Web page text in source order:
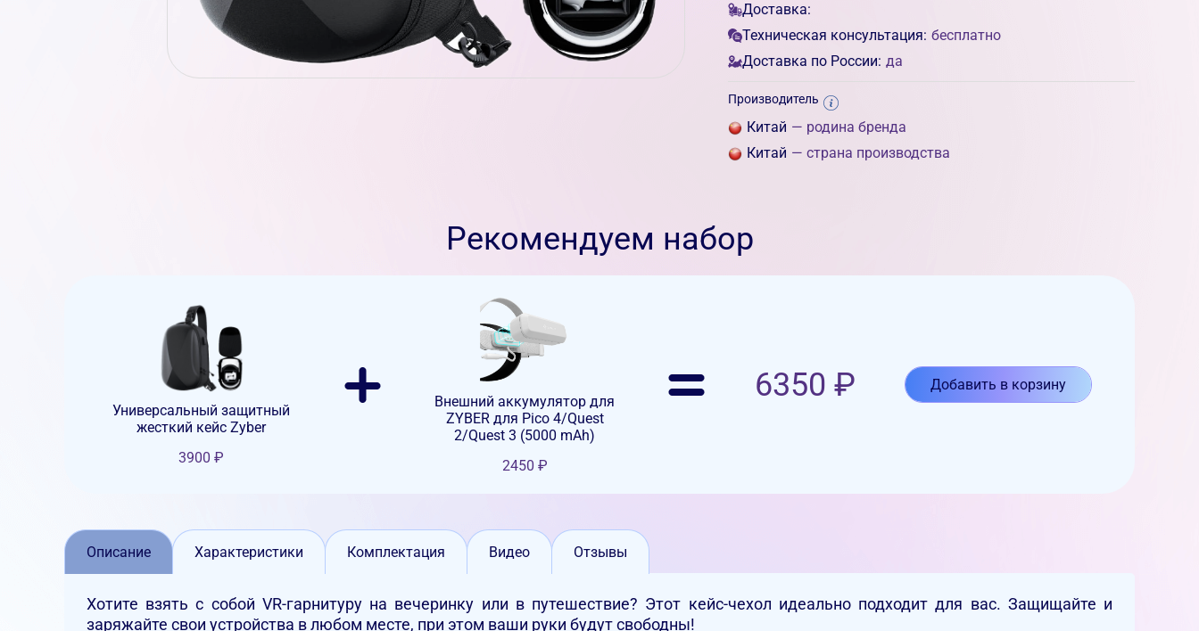
Доставка:
Техническая консультация: бесплатно
Доставка по России: да
Производитель
Китай — родина бренда
Китай — страна производства
Рекомендуем набор
Универсальный защитный
жесткий кейс Zyber
3900 ₽
Внешний аккумулятор для
ZYBER для Pico 4/Quest
2/Quest 3 (5000 mAh)
2450 ₽
6350 ₽ Добавить в корзину
Описание Характеристики Комплектация Видео Отзывы
Хотите взять с собой VR-гарнитуру на вечеринку или в путешествие? Этот кейс-чехол идеально подходит для вас. Защищайте и
заряжайте свои устройства в любом месте, при этом ваши руки будут свободны!